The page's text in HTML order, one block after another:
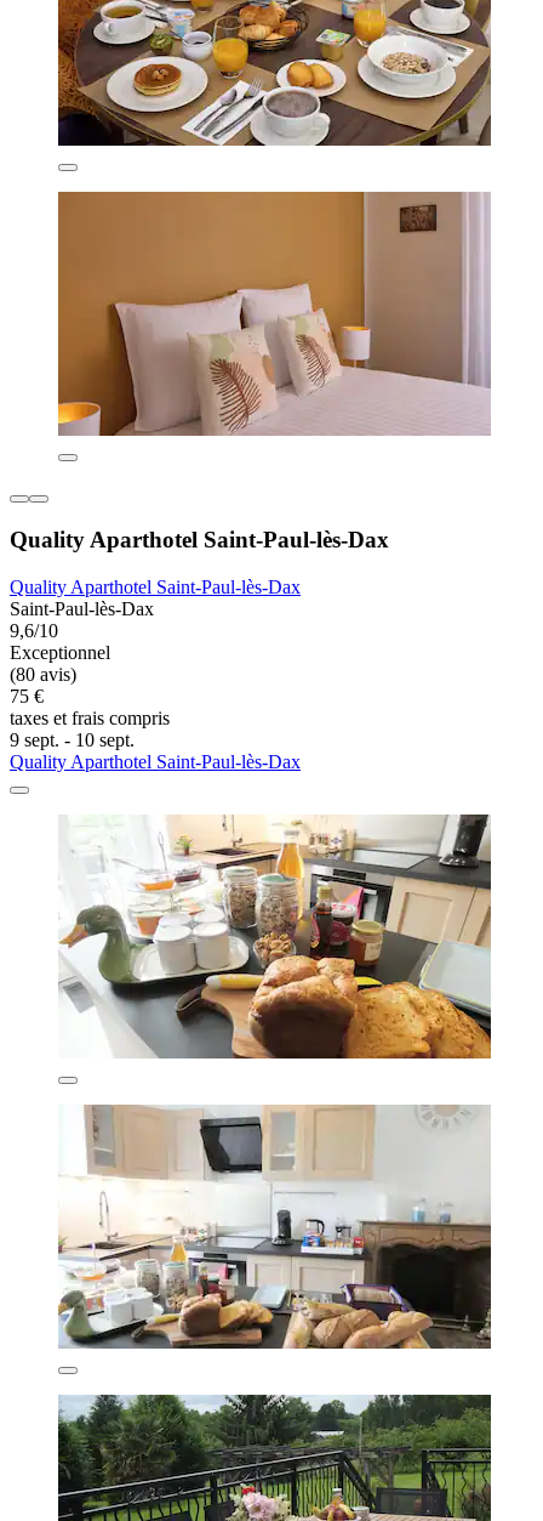
Quality Aparthotel Saint-Paul-lès-Dax
Quality Aparthotel Saint-Paul-lès-Dax
Saint-Paul-lès-Dax
9,6/10
Exceptionnel
(80 avis)
75 €
taxes et frais compris
9 sept. - 10 sept.
Quality Aparthotel Saint-Paul-lès-Dax